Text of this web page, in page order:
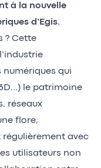
à la nouvelle
d’Egis.
? Cette
numériques qui
le patrimoine
réseaux
flore,
avec
utilisateurs non